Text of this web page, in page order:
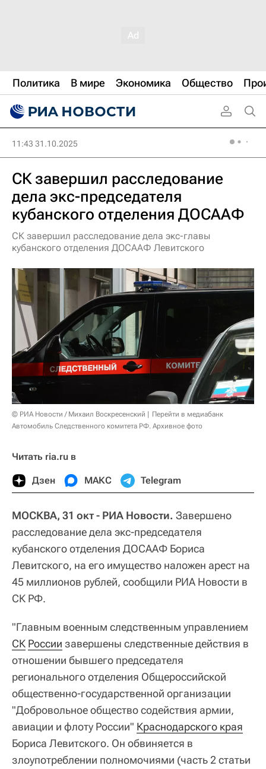
Политика В мире Экономика Общество
11:43 31.10.2025
СК завершил расследование
дела экс-председателя
кубанского отделения ДОСААФ
СК завершил расследование дела экс-главы
кубанского отделения ДОСААФ Левитского
© РИА Новости / Михаил Воскресенский
Перейти в медиабанк
Автомобиль Следственного комитета РФ. Архивное фото
Читать ria.ru в
Дзен МАКС Telegram
МОСКВА, 31 окт - РИА Новости. Завершено
расследование дела экс-председателя
кубанского отделения ДОСААФ Бориса
Левитского, на его имущество наложен арест на
45 миллионов рублей, сообщили РИА Новости в
СК РФ.
"Главным военным следственным управлением
СК России завершены следственные действия в
отношении бывшего председателя
регионального отделения Общероссийской
общественно-государственной организации
"Добровольное общество содействия армии,
авиации и флоту России" Краснодарского края
Бориса Левитского. Он обвиняется в
злоупотреблении полномочиями (часть 2 статьи